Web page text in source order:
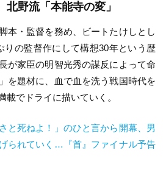
野流「本能寺の変」
本・監督を務め、ビートたけしとし
りの監督作にして構想30年という歴
が家臣の明智光秀の謀反によって命
を題材に、血で血を洗う戦国時代を
でドライに描いていく。
と死ねよ！」のひと言から開幕、男
られていく…『首』ファイナル予告